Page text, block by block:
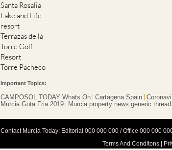
Santa Rosalia
Lake and Life
resort
Terrazas de la
Torre Golf
Resort
Torre Pacheco
Important Topics:
CAMPOSOL TODAY Whats On Cartagena Spain
Murcia Gota Fria 2019
Murcia property news generic thread
Contact Murcia Today: Editorial 000 000 000 / Office 000 000
Terms And Conditons|